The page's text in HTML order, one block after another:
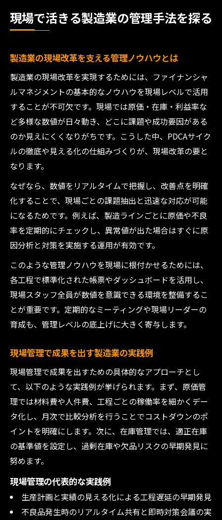
製造業現場で重要なコミュニケーション力
製造業の数値見える化がもたらす効果とは
現場で活用できる製造業の指標管理手法
製造マネジメントで押さえるべき数値分析
見える化で変わる製造業の業務フロー
製造業の数値管理を支える工夫と実例
管理精度向上へ導く業務整理のポイント
製造業の業務整理で管理精度を高める方法
PDM導入で変わる製造業の業務効率化手法
製造業における業務フロー最適化の実践例
業務整理で見える製造マネジメントの本質
生産現場の課題解決に役立つQCD管理
生産管理の三要素を現場で活かす方法
製造業現場でQCDを最適化する取り組み方
QCD管理が製造マネジメントに与える影響
QCD向上につながる業務整理の工夫
製造業の実務に役立つマネジメントの工夫
現場で生きる製造業マネジメントの実践術
工場マネジメント本で学ぶ現場改善の知恵
製造業に必要な現場対応力と判断基準
製造マネジメントで差がつく実務テクニッ
ク
製造業ならではの原価・在庫管理術とは
製造業の原価管理で利益を守る実践方法
在庫管理を強化する製造業の工夫とは何か
製造業で求められる原価・在庫の最適化術
現場で活きる製造業の管理手法を探る
製造業の現場改革を支える管理ノウハウとは
製造業の現場改革を実現するためには、ファイナンシャ
ルマネジメントの基本的なノウハウを現場レベルで活用
することが不可欠です。現場では原価・在庫・利益率な
ど多様な数値が日々動き、どこに課題や成功要因がある
のか見えにくくなりがちです。こうした中、PDCAサイク
ルの徹底や見える化の仕組みづくりが、現場改革の要と
なります。
なぜなら、数値をリアルタイムで把握し、改善点を明確
化することで、現場ごとの課題抽出と迅速な対応が可能
になるためです。例えば、製造ラインごとに原価や不良
率を定期的にチェックし、異常値が出た場合はすぐに原
因分析と対策を実施する運用が有効です。
このような管理ノウハウを現場に根付かせるためには、
各工程で標準化された帳票やダッシュボードを活用し、
現場スタッフ全員が数値を意識できる環境を整備するこ
とが重要です。定期的なミーティングや現場リーダーの
育成も、管理レベルの底上げに大きく寄与します。
現場管理で成果を出す製造業の実践例
現場管理で成果を出すための具体的なアプローチとし
て、以下のような実践例が挙げられます。まず、原価管
理では材料費や人件費、工程ごとの稼働率を細かくデー
タ化し、月次で比較分析を行うことでコストダウンのポ
イントを明確にします。次に、在庫管理では、適正在庫
の基準値を設定し、過剰在庫や欠品リスクの早期発見に
努めます。
現場管理の代表的な実践例
生産計画と実績の見える化による工程遅延の早期発見
不良品発生時のリアルタイム共有と即時対策会議の実